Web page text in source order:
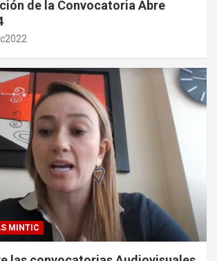
de la Convocatoria Abre
MINTIC